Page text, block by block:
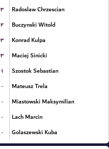
۳
Radoslaw Chrzescian
۲
Buczynski Witold
۳
Konrad Kulpa
۳
Maciej Sinicki
۱
Szostok Sebastian
۰
Mateusz Trela
۰
Miastowski Maksymilian
۰
Lach Marcin
۰ Golaszewski Kuba